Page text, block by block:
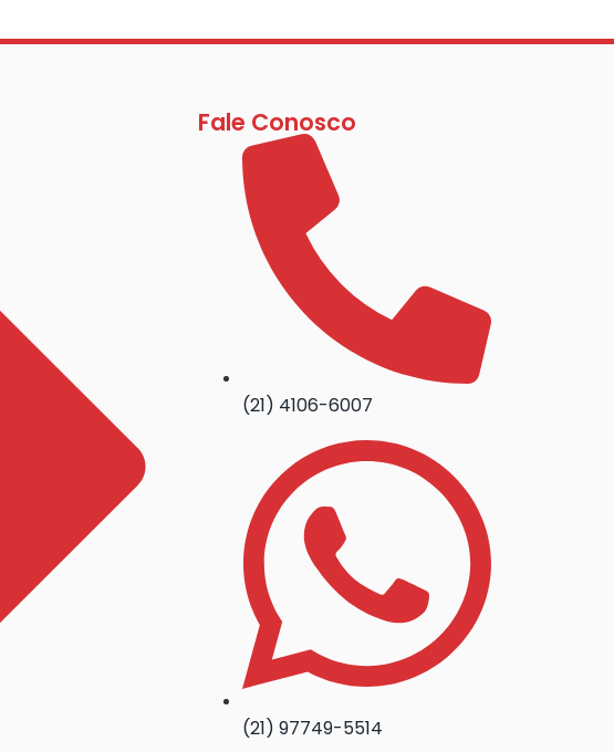
Fale Conosco
(21) 4106-6007
(21) 97749-5514